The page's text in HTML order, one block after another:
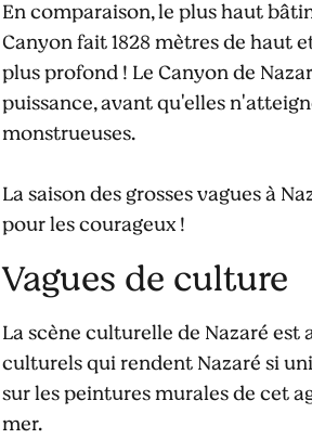
En comparaison, le plus haut
Canyon fait 1828 mètres de haut
plus profond ! Le Canyon de
puissance, avant qu'elles
monstrueuses.
La saison des grosses vagues à
pour les courageux !
Vagues de culture
La scène culturelle de Nazaré est
culturels qui rendent Nazaré si
sur les peintures murales de cet
mer.